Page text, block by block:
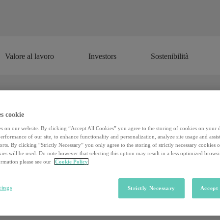
Valore al lavoro Investors Sostenibilità
spopola nel mercato
di micro capitali, che offrono chance di rendimento anche ai
alla pandemia. Con una forte
,
; una quota non trascurabile se rapportata
settimo Report italiano sul crowdinvesting, realizzato
cookie
on our website. By clicking “Accept All Cookies” you agree to the storing of cookies on your
of our site, to enhance functionality and personalization, analyze site usage and
By clicking “Strictly Necessary” you only agree to the storing of strictly necessary cookies
will be used. Do note however that selecting this option may result in a less optimized
please see our
Cookie Policy
Strictly Necessary Accept